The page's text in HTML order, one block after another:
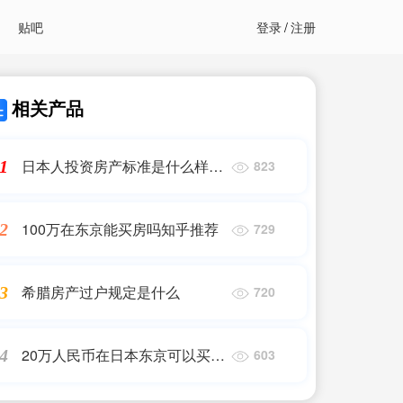
贴吧 登录/注册
相关产品
日本人投资房产标准是什么样子
823
100万在东京能买房吗知乎推荐 729
希腊房产过户规定是什么 720
20万人民币在日本东京可以买房
603